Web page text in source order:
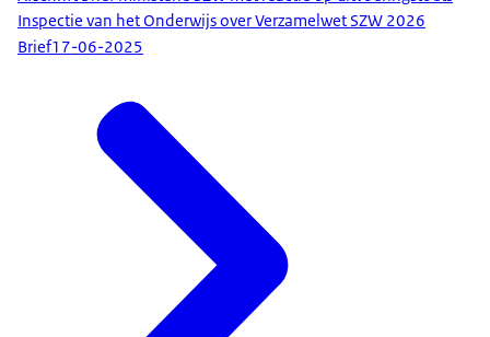
Inspectie van het Onderwijs over Verzamelwet SZW 2026
Brief17-06-2025